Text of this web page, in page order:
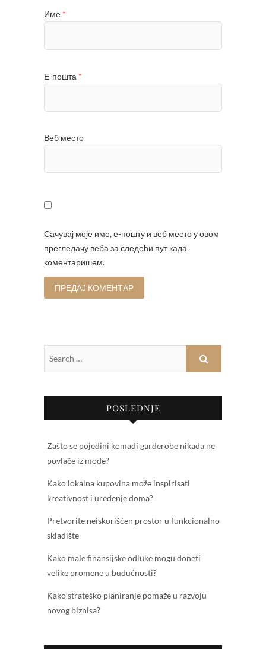
Име *
Е-пошта *
Веб место
Сачувај моје име, е-пошту и веб место у овом
прегледачу веба за следећи пут када
коментаришем.
POSLEDNJE
Zašto se pojedini komadi garderobe nikada ne
povlače iz mode?
Kako lokalna kupovina može inspirisati
kreativnost i uređenje doma?
Pretvorite neiskorišćen prostor u funkcionalno
skladište
Kako male finansijske odluke mogu doneti
velike promene u budućnosti?
Kako strateško planiranje pomaže u razvoju
novog biznisa?